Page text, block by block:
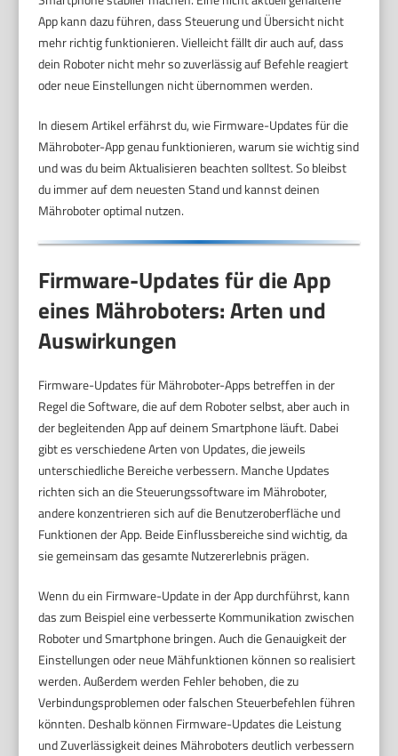
App kann dazu führen, dass Steuerung und Übersicht nicht
mehr richtig funktionieren. Vielleicht fällt dir auch auf, dass
dein Roboter nicht mehr so zuverlässig auf Befehle reagiert
oder neue Einstellungen nicht übernommen werden.
In diesem Artikel erfährst du, wie Firmware-Updates für die
Mähroboter-App genau funktionieren, warum sie wichtig sind
und was du beim Aktualisieren beachten solltest. So bleibst
du immer auf dem neuesten Stand und kannst deinen
Mähroboter optimal nutzen.
Firmware-Updates für die App
eines Mähroboters: Arten und
Auswirkungen
Firmware-Updates für Mähroboter-Apps betreffen in der
Regel die Software, die auf dem Roboter selbst, aber auch in
der begleitenden App auf deinem Smartphone läuft. Dabei
gibt es verschiedene Arten von Updates, die jeweils
unterschiedliche Bereiche verbessern. Manche Updates
richten sich an die Steuerungssoftware im Mähroboter,
andere konzentrieren sich auf die Benutzeroberfläche und
Funktionen der App. Beide Einflussbereiche sind wichtig, da
sie gemeinsam das gesamte Nutzererlebnis prägen.
Wenn du ein Firmware-Update in der App durchführst, kann
das zum Beispiel eine verbesserte Kommunikation zwischen
Roboter und Smartphone bringen. Auch die Genauigkeit der
Einstellungen oder neue Mähfunktionen können so realisiert
werden. Außerdem werden Fehler behoben, die zu
Verbindungsproblemen oder falschen Steuerbefehlen führen
könnten. Deshalb können Firmware-Updates die Leistung
und Zuverlässigkeit deines Mähroboters deutlich verbessern